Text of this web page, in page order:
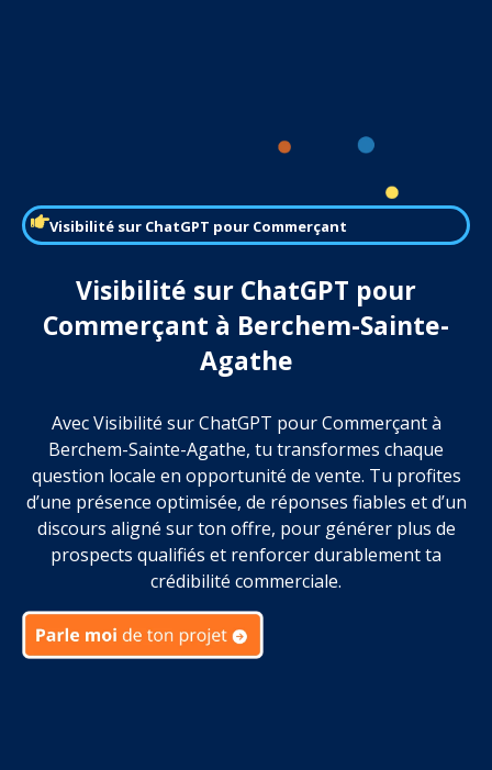
Visibilité sur ChatGPT pour Commerçant
Visibilité sur ChatGPT pour
Commerçant à Berchem-Sainte-
Agathe
Avec Visibilité sur ChatGPT pour Commerçant à
Berchem-Sainte-Agathe, tu transformes chaque
question locale en opportunité de vente. Tu profites
d’une présence optimisée, de réponses fiables et d’un
discours aligné sur ton offre, pour générer plus de
prospects qualifiés et renforcer durablement ta
crédibilité commerciale.